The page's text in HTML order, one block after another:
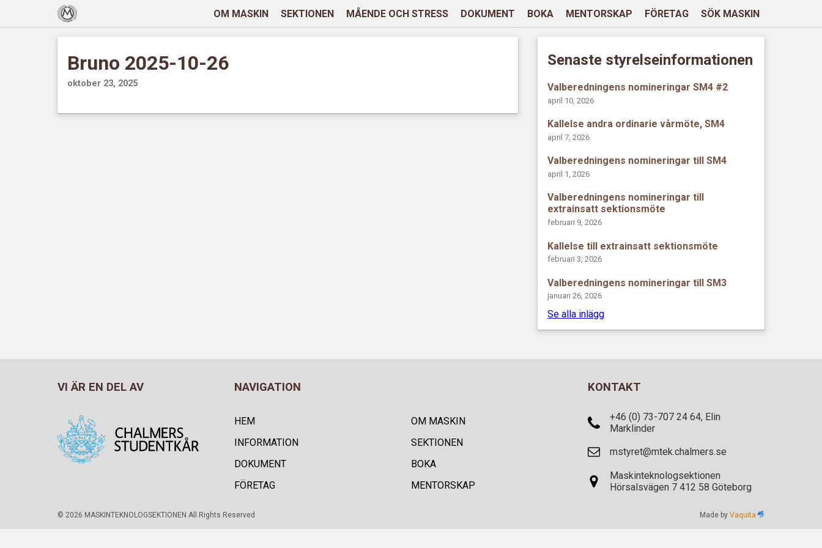
OM MASKIN SEKTIONEN MÅENDE OCH STRESS DOKUMENT BOKA MENTORSKAP FÖRETAG SÖK MASKIN
Bruno 2025-10-26
oktober 23, 2025
Senaste styrelseinformationen
Valberedningens nomineringar SM4 #2
april 10, 2026
Kallelse andra ordinarie vårmöte, SM4
april 7, 2026
Valberedningens nomineringar till SM4
april 1, 2026
Valberedningens nomineringar till
extrainsatt sektionsmöte
februari 9, 2026
Kallelse till extrainsatt sektionsmöte
februari 3, 2026
Valberedningens nomineringar till SM3
januari 26, 2026
Se alla inlägg
VI ÄR EN DEL AV NAVIGATION
HEM
OM MASKIN
INFORMATION
SEKTIONEN
DOKUMENT
BOKA
FÖRETAG
MENTORSKAP
KONTAKT
+46 (0) 73-707 24 64, Elin
Marklinder
mstyret@mtek.chalmers.se
Maskinteknologsektionen
Hörsalsvägen 7 412 58 Göteborg
© 2026 MASKINTEKNOLOGSEKTIONEN All Rights Reserved Made byVaquita